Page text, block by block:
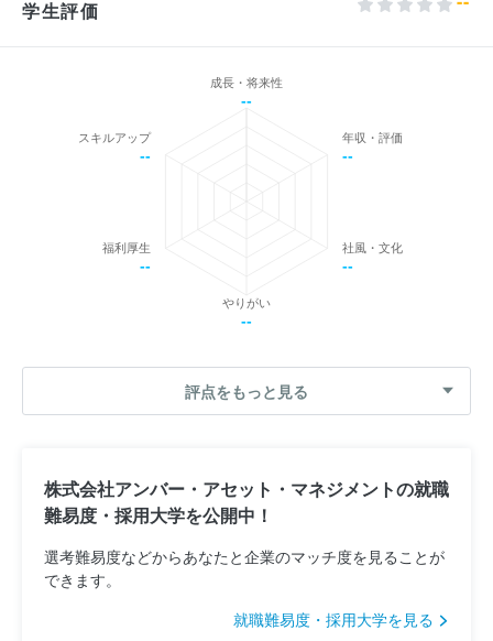
学生評価
成長・将来性
--
年収・評価
--
社風・文化
--
やりがい
--
福利厚生
--
スキルアップ
--
評点をもっと見る
株式会社アンバー・アセット・マネジメントの就職
難易度・採用大学を公開中！
選考難易度などからあなたと企業のマッチ度を見ることが
できます。
就職難易度・採用大学を見る